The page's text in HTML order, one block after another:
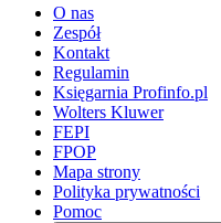
O nas
Zespół
Kontakt
Regulamin
Księgarnia Profinfo.pl
Wolters Kluwer
FEPI
FPOP
Mapa strony
Polityka prywatności
Pomoc